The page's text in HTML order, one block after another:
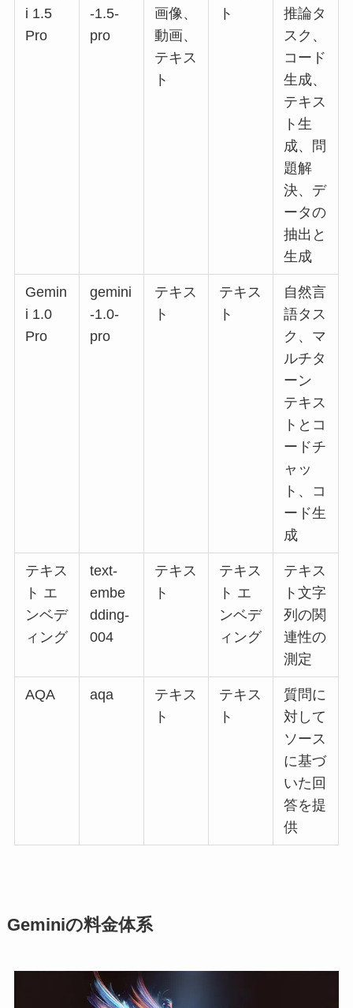
i 1.5
Pro
-1.5-
pro
画像、
動画、
テキス
ト
ト
推論タ
スク、
コード
生成、
テキス
ト生
成、問
題解
決、デ
ータの
抽出と
生成
Gemin
i 1.0
Pro
gemini
-1.0-
pro
テキス
ト
テキス
ト
自然言
語タス
ク、マ
ルチタ
ーン
テキス
トとコ
ードチ
ャッ
ト、コ
ード生
成
テキス
ト エ
ンベデ
ィング
text-
embe
dding-
004
テキス
ト
テキス
ト エ
ンベデ
ィング
テキス
ト文字
列の関
連性の
測定
AQA aqa
テキス
ト
テキス
ト
質問に
対して
ソース
に基づ
いた回
答を提
供
Geminiの料金体系